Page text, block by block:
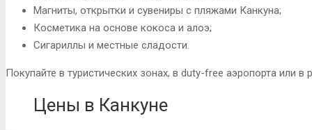
Магниты, открытки и сувениры с пляжами Канкуна;
Косметика на основе кокоса и алоэ;
Сигариллы и местные сладости.
Покупайте в туристических зонах, в duty-free аэропорта или в
Цены в Канкуне